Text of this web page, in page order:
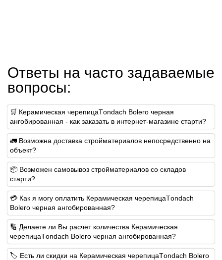
Ответы на часто задаваемые
вопросы:
🛒 Керамическая черепицаТondach Bolero черная
ангобированная - как заказать в интернет-магазине старти?
🚛 Возможна доставка стройматериалов непосредственно на
объект?
📦 Возможен самовывоз стройматериалов со складов
старти?
💳 Как я могу оплатить Керамическая черепицаТondach
Bolero черная ангобированная?
🔢 Делаете ли Вы расчет количества Керамическая
черепицаТondach Bolero черная ангобированная?
🏷️ Есть ли скидки на Керамическая черепицаТondach Bolero